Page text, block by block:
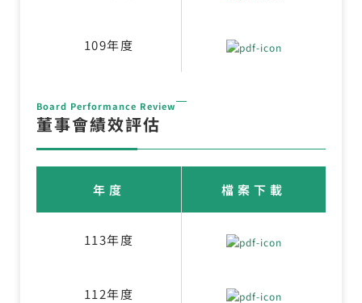
109年度
Board Performance Review
董事會績效評估
年度 檔案下載
113年度
112年度